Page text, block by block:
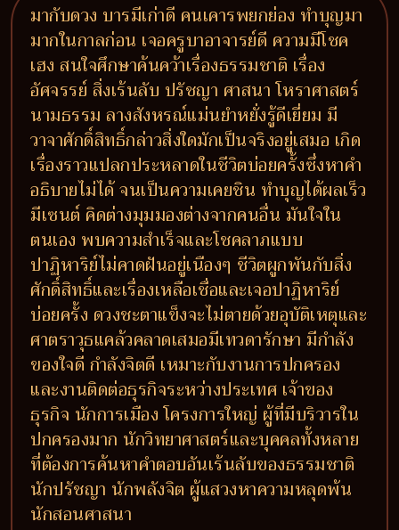
มากับดวง บารมีเก่าดี คนเคารพยกย่อง ทำบุญมา
มากในกาลก่อน เจอครูบาอาจารย์ดี ความมีโชค
เฮง สนใจศึกษาค้นคว้าเรื่องธรรมชาติ เรื่อง
อัศจรรย์ สิ่งเร้นลับ ปรัชญา ศาสนา โหราศาสตร์
นามธรรม ลางสังหรณ์แม่นยำหยั่งรู้ดีเยี่ยม มี
วาจาศักดิ์สิทธิ์กล่าวสิ่งใดมักเป็นจริงอยู่เสมอ เกิด
เรื่องราวแปลกประหลาดในชีวิตบ่อยครั้งซึ่งหาคำ
อธิบายไม่ได้ จนเป็นความเคยชิน ทำบุญได้ผลเร็ว
มีเซนต์ คิดต่างมุมมองต่างจากคนอื่น มันใจใน
ตนเอง พบความสำเร็จและโชคลาภแบบ
ปาฏิหาริย์ไม่คาดฝันอยู่เนืองๆ ชีวิตผูกพันกับสิ่ง
ศักดิ์สิทธิ์และเรื่องเหลือเชื่อและเจอปาฏิหาริย์
บ่อยครั้ง ดวงชะตาแข็งจะไม่ตายด้วยอุบัติเหตุและ
ศาตราวุธแคล้วคลาดเสมอมีเทวดารักษา มีกำลัง
ของใจดี กำลังจิตดี เหมาะกับงานการปกครอง
และงานติดต่อธุรกิจระหว่างประเทศ เจ้าของ
ธุรกิจ นักการเมือง โครงการใหญ่ ผู้ที่มีบริวารใน
ปกครองมาก นักวิทยาศาสตร์และบุคคลทั้งหลาย
ที่ต้องการค้นหาคำตอบอันเร้นลับของธรรมชาติ
นักปรัชญา นักพลังจิต ผู้แสวงหาความหลุดพ้น
นักสอนศาสนา